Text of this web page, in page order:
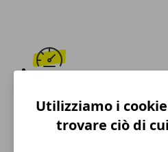
Utilizziamo i
trovare ciò di